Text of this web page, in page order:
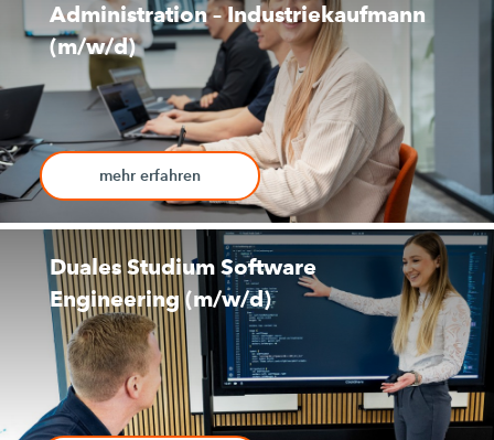
Administration – Industriekaufmann
(m/w/d)
mehr erfahren
Duales Studium Software
Engineering (m/w/d)